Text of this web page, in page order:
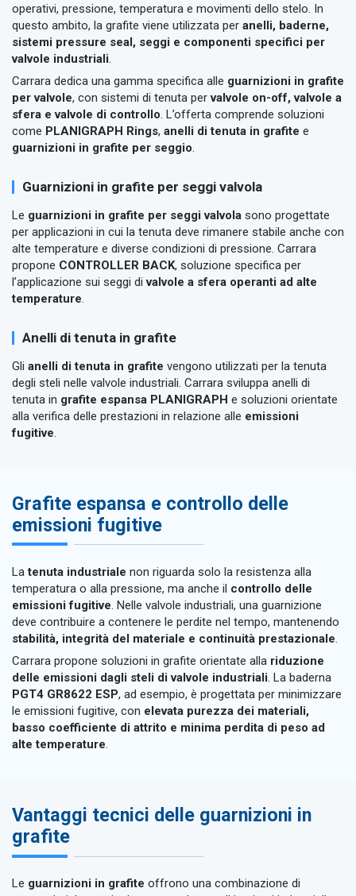
operativi, pressione, temperatura e movimenti dello stelo. In
questo ambito, la grafite viene utilizzata per anelli, baderne,
sistemi pressure seal, seggi e componenti specifici per
valvole industriali.
Carrara dedica una gamma specifica alle guarnizioni in grafite
per valvole, con sistemi di tenuta pervalvole on-off, valvole a
sfera e valvole di controllo. L’offerta comprende soluzioni
come PLANIGRAPH Rings, anelli di tenuta in grafite e
guarnizioni in grafite per seggio.
Guarnizioni in grafite per seggi valvola
Le guarnizioni in grafite per seggi valvola sono progettate
per applicazioni in cui la tenuta deve rimanere stabile anche con
alte temperature e diverse condizioni di pressione. Carrara
propone CONTROLLER BACK, soluzione specifica per
l’applicazione sui seggi divalvole a sfera operanti ad alte
temperature.
Anelli di tenuta in grafite
Gli anelli di tenuta in grafite vengono utilizzati per la tenuta
degli steli nelle valvole industriali. Carrara sviluppa anelli di
tenuta in grafite espansa PLANIGRAPH e soluzioni orientate
alla verifica delle prestazioni in relazione alle emissioni
fugitive.
Grafite espansa e controllo delle
emissioni fugitive
Latenuta industriale non riguarda solo la resistenza alla
temperatura o alla pressione, ma anche il controllo delle
emissioni fugitive. Nelle valvole industriali, una guarnizione
deve contribuire a contenere le perdite nel tempo, mantenendo
stabilità, integrità del materiale e continuità prestazionale.
Carrara propone soluzioni in grafite orientate alla riduzione
delle emissioni dagli steli di valvole industriali. La baderna
PGT4 GR8622 ESP, ad esempio, è progettata per minimizzare
le emissioni fugitive, con elevata purezza dei materiali,
basso coefficiente di attrito e minima perdita di peso ad
alte temperature.
Vantaggi tecnici delle guarnizioni in
grafite
Le guarnizioni in grafite offrono una combinazione di